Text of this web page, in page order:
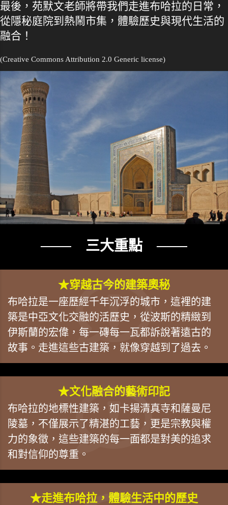
最後，苑默文老師將帶我們走進布哈拉的日常，
從隱秘庭院到熱鬧市集，體驗歷史與現代生活的
融合！
(Creative Commons Attribution 2.0 Generic license)
─── 三大重點 ───
★穿越古今的建築奧秘
布哈拉是一座歷經千年沉浮的城市，這裡的建
築是中亞文化交融的活歷史，從波斯的精緻到
伊斯蘭的宏偉，每一磚每一瓦都訴說著遠古的
故事。走進這些古建築，就像穿越到了過去。
★文化融合的藝術印記
布哈拉的地標性建築，如卡揚清真寺和薩曼尼
陵墓，不僅展示了精湛的工藝，更是宗教與權
力的象徵，這些建築的每一面都是對美的追求
和對信仰的尊重。
★走進布哈拉，體驗生活中的歷史